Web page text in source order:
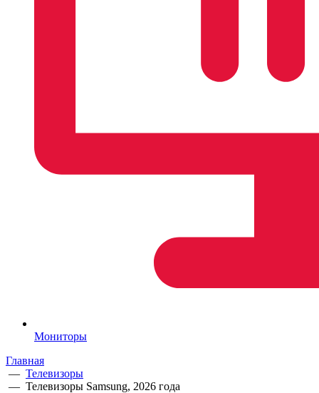
Мониторы
Главная
— Телевизоры
— Телевизоры Samsung, 2026 года